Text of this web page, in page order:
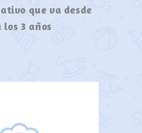
que va desde
los 3 años